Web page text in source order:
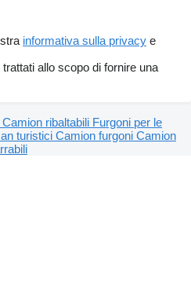
informativa sulla privacy e
allo scopo di fornire una
Camion ribaltabili Furgoni per le
turistici Camion furgoni Camion